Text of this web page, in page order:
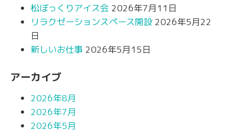
松ぼっくりアイス会 2026年7月11日
リラクゼーションスペース開設 2026年5月22
日
新しいお仕事 2026年5月15日
アーカイブ
2026年8月
2026年7月
2026年5月